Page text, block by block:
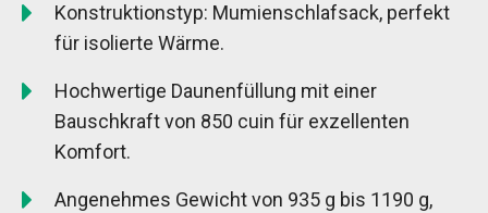
Konstruktionstyp: Mumienschlafsack, perfekt
für isolierte Wärme.
Hochwertige Daunenfüllung mit einer
Bauschkraft von 850 cuin für exzellenten
Komfort.
Angenehmes Gewicht von 935 g bis 1190 g,